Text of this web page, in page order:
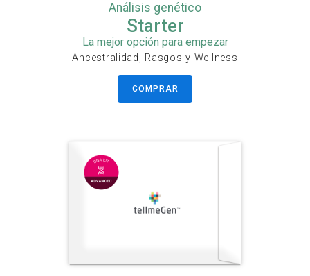
Análisis genético
Starter
La mejor opción para empezar
Ancestralidad, Rasgos y Wellness
COMPRAR